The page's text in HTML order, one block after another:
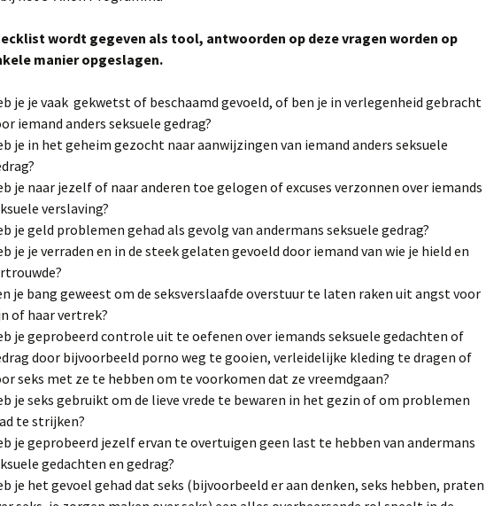
De Twaalf Tradities
wordt gegeven als tool, antwoorden op deze vragen worden op
manier opgeslagen.
je je vaak gekwetst of beschaamd gevoeld, of ben je in verlegenheid gebracht
iemand anders seksuele gedrag?
je in het geheim gezocht naar aanwijzingen van iemand anders seksuele
je naar jezelf of naar anderen toe gelogen of excuses verzonnen over iemands
verslaving?
je geld problemen gehad als gevolg van andermans seksuele gedrag?
je je verraden en in de steek gelaten gevoeld door iemand van wie je hield en
je bang geweest om de seksverslaafde overstuur te laten raken uit angst voor
of haar vertrek?
je geprobeerd controle uit te oefenen over iemands seksuele gedachten of
door bijvoorbeeld porno weg te gooien, verleidelijke kleding te dragen of
seks met ze te hebben om te voorkomen dat ze vreemdgaan?
je seks gebruikt om de lieve vrede te bewaren in het gezin of om problemen
te strijken?
je geprobeerd jezelf ervan te overtuigen geen last te hebben van andermans
gedachten en gedrag?
je het gevoel gehad dat seks (bijvoorbeeld er aan denken, seks hebben, praten